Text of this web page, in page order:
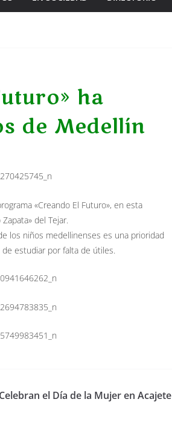
ha
de Medellín
«Creando El Futuro», en esta
del Tejar.
los niños medellinenses es una prioridad
estudiar por falta de útiles.
Celebran el Día de la Mujer en Acajete